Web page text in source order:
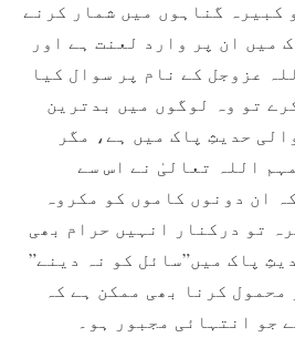
کبيرہ گناہوں ميں شمار کرنے
ميں ان پر وارد لعنت ہے اور
عزوجل کے نام پر سوال کيا
تو وہ لوگوں ميں بدترين
حدیثِ پاک ميں ہے، مگر
اللہ تعالیٰ نے اس سے
ان دونوں کاموں کو مکروہ
تو درکنار انہيں حرام بھی
پاک ميں”سائل کو نہ دینے”
کرنا بھی ممکن ہے کہ
جو انتہائی مجبور ہو۔